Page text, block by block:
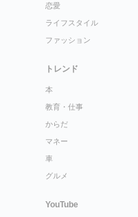
恋愛
ライフスタイル
ファッション
トレンド
本
教育・仕事
からだ
マネー
車
グルメ
YouTube